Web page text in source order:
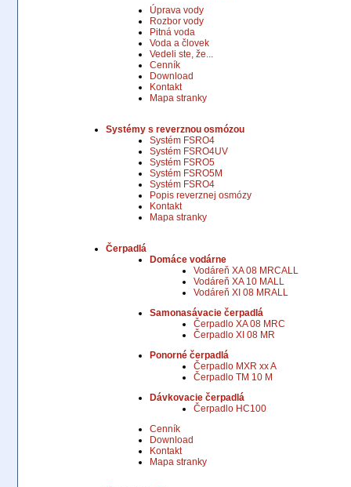
Úprava vody
Rozbor vody
Pitná voda
Voda a človek
Vedeli ste, že...
Cenník
Download
Kontakt
Mapa stranky
Systémy s reverznou osmózou
Systém FSRO4
Systém FSRO4UV
Systém FSRO5
Systém FSRO5M
Systém FSRO4
Popis reverznej osmózy
Kontakt
Mapa stranky
Čerpadlá
Domáce vodárne
Vodáreň XA 08 MRCALL
Vodáreň XA 10 MALL
Vodáreň XI 08 MRALL
Samonasávacie čerpadlá
Čerpadlo XA 08 MRC
Čerpadlo XI 08 MR
Ponorné čerpadlá
Čerpadlo MXR xx A
Čerpadlo TM 10 M
Dávkovacie čerpadlá
Čerpadlo HC100
Cenník
Download
Kontakt
Mapa stranky